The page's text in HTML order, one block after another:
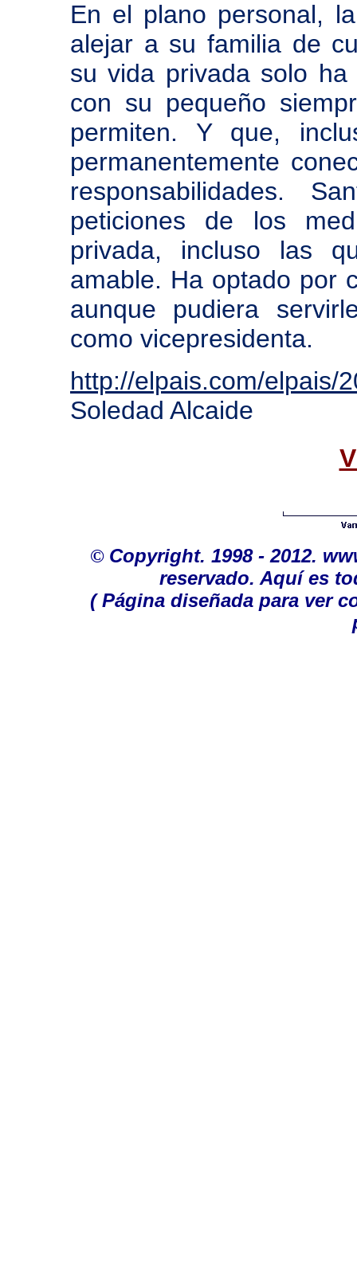
En el plano personal,
alejar a su familia de
su vida privada solo
con su pequeño
permiten. Y que,
permanentemente
responsabilidades.
peticiones de los
privada, incluso las
amable. Ha optado por
aunque pudiera
como vicepresidenta.
http://elpais.com/elpais/
Soledad Alcaide
© Copyright. 1998 - 2012.
reservado. Aquí es
( Página diseñada para ver